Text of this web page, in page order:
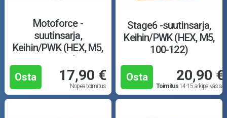
Motoforce -
suutinsarja,
Keihin/PWK (HEX, M5,
122-145)
Osta
17,90 €
Nopea toimitus
Stage6 -suutinsarja,
Keihin/PWK (HEX, M5,
100-122)
Osta 20,90 €
Toimitus14-15 arkipäivässä